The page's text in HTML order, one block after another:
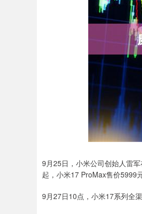
9月25日，小米公司创始人雷
起，小米17 ProMax售价5999元
9月27日10点，小米17系列全渠
深证成指